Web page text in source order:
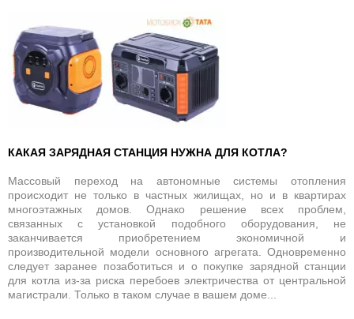
КАКАЯ ЗАРЯДНАЯ СТАНЦИЯ НУЖНА ДЛЯ КОТЛА?
Массовый переход на автономные системы отопления
происходит не только в частных жилищах, но и в квартирах
многоэтажных домов. Однако решение всех проблем,
связанных с установкой подобного оборудования, не
заканчивается приобретением экономичной и
производительной модели основного агрегата. Одновременно
следует заранее позаботиться и о покупке зарядной станции
для котла из-за риска перебоев электричества от центральной
магистрали. Только в таком случае в вашем доме...